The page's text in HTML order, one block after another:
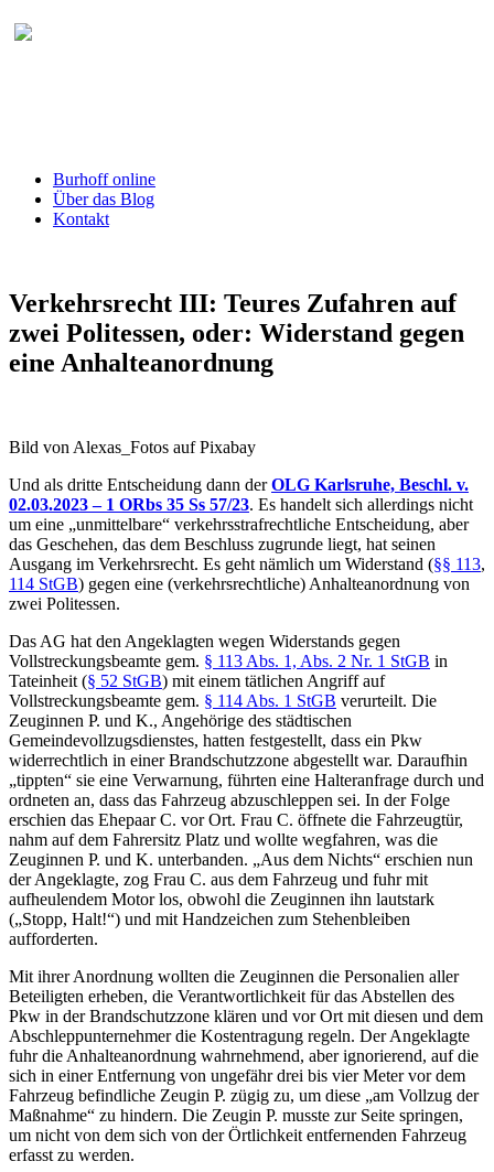
Burhoff online
Über das Blog
Kontakt
Verkehrsrecht III: Teures Zufahren auf
zwei Politessen, oder: Widerstand gegen
eine Anhalteanordnung
Bild von Alexas_Fotos auf Pixabay
Und als dritte Entscheidung dann derOLG Karlsruhe, Beschl. v.
02.03.2023 – 1 ORbs 35 Ss 57/23. Es handelt sich allerdings nicht
um eine „unmittelbare“ verkehrsstrafrechtliche Entscheidung, aber
das Geschehen, das dem Beschluss zugrunde liegt, hat seinen
Ausgang im Verkehrsrecht. Es geht nämlich um Widerstand (§§ 113,
114 StGB) gegen eine (verkehrsrechtliche) Anhalteanordnung von
zwei Politessen.
Das AG hat den Angeklagten wegen Widerstands gegen
Vollstreckungsbeamte gem. § 113 Abs. 1, Abs. 2 Nr. 1 StGB in
Tateinheit (§ 52 StGB) mit einem tätlichen Angriff auf
Vollstreckungsbeamte gem. § 114 Abs. 1 StGB verurteilt. Die
Zeuginnen P. und K., Angehörige des städtischen
Gemeindevollzugsdienstes, hatten festgestellt, dass ein Pkw
widerrechtlich in einer Brandschutzzone abgestellt war. Daraufhin
„tippten“ sie eine Verwarnung, führten eine Halteranfrage durch und
ordneten an, dass das Fahrzeug abzuschleppen sei. In der Folge
erschien das Ehepaar C. vor Ort. Frau C. öffnete die Fahrzeugtür,
nahm auf dem Fahrersitz Platz und wollte wegfahren, was die
Zeuginnen P. und K. unterbanden. „Aus dem Nichts“ erschien nun
der Angeklagte, zog Frau C. aus dem Fahrzeug und fuhr mit
aufheulendem Motor los, obwohl die Zeuginnen ihn lautstark
(„Stopp, Halt!“) und mit Handzeichen zum Stehenbleiben
aufforderten.
Mit ihrer Anordnung wollten die Zeuginnen die Personalien aller
Beteiligten erheben, die Verantwortlichkeit für das Abstellen des
Pkw in der Brandschutzzone klären und vor Ort mit diesen und dem
Abschleppunternehmer die Kostentragung regeln. Der Angeklagte
fuhr die Anhalteanordnung wahrnehmend, aber ignorierend, auf die
sich in einer Entfernung von ungefähr drei bis vier Meter vor dem
Fahrzeug befindliche Zeugin P. zügig zu, um diese „am Vollzug der
Maßnahme“ zu hindern. Die Zeugin P. musste zur Seite springen,
um nicht von dem sich von der Örtlichkeit entfernenden Fahrzeug
erfasst zu werden.